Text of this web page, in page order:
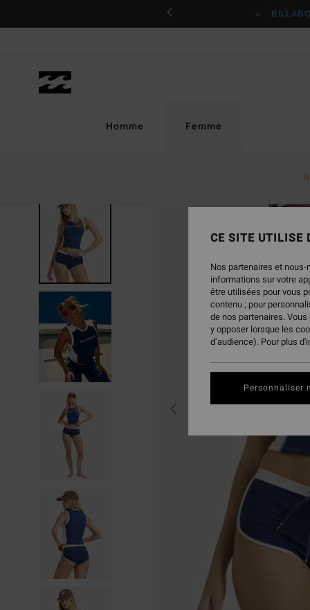
Homme Femme
CE SITE UTILISE
Nos partenaires et
informations sur votre
être utilisées pour vous
contenu ; pour
de nos partenaires.
y opposer lorsque les
d’audience). Pour plus
Personnaliser